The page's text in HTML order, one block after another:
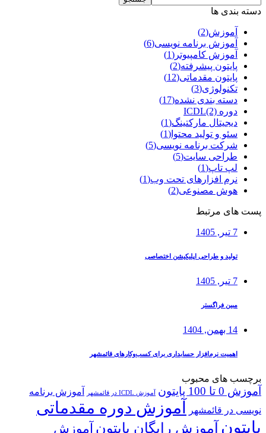
دسته بندی ها
آموزش(2)
آموزش برنامه نویسی(6)
آموزش کامپیوتر (1)
پایتون پیشرفته(2)
پایتون مقدماتی(12)
تکنولوژی(3)
دسته بندی نشده(17)
دوره ICDL (2)
دیجیتال مارکتینگ(1)
سئو و تولید محتوا (1)
شرکت برنامه نویسی(5)
طراحی سایت(5)
لپ تاپ(1)
نرم افزارهای تحت وب(1)
هوش مصنوعی(2)
پست های مرتبط
7 تیر, 1405
تولید و طراحی اپلیکیشن اختصاصی
7 تیر, 1405
مبین فراگستر
14 بهمن, 1404
اهمیت نرم‌افزار حسابداری برای کسب‌وکارهای قائمشهر
برچسب های محبوب
آموزش 0 تا 100 پایتون آموزش ICDL در قائمشهر
آموزش برنامه
نویسی در قائمشهر
آموزش دوره مقدماتی
پایتون آموزش رایگان پایتون آموزش